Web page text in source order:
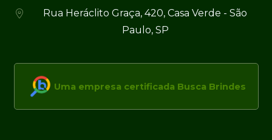
Rua Heráclito Graça, 420, Casa Verde - São
Paulo, SP
Uma empresa certificada Busca Brindes